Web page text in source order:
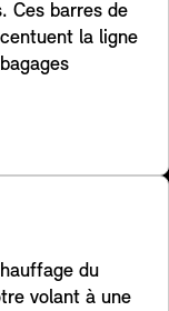
avertit lorsque
MINI, en cas
de l'arrière.
uniquement
finale
circulation. La
Ces barres de
la ligne
du
volant à une